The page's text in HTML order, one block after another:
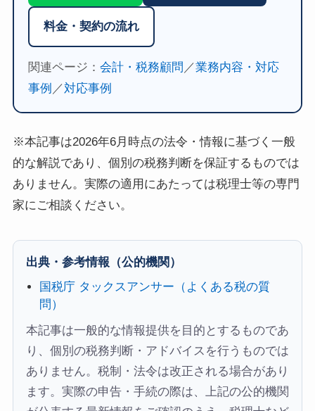
料金・契約の流れ
関連ページ： 会計・税務顧問 ／業務内容・対応
事例 ／対応事例
※本記事は2026年6月時点の法令・情報に基づく一般
的な解説であり、個別の税務判断を保証するものでは
ありません。実際の適用にあたっては税理士等の専門
家にご相談ください。
出典・参考情報（公的機関）
国税庁 タックスアンサー（よくある税の質
問）
本記事は一般的な情報提供を目的とするものであ
り、個別の税務判断・アドバイスを行うものでは
ありません。税制・法令は改正される場合があり
ます。実際の申告・手続の際は、上記の公的機関